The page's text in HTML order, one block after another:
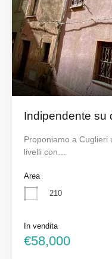
Indipendente su
Proponiamo a Cuglieri
livelli con…
Area
210
In vendita
€58,000